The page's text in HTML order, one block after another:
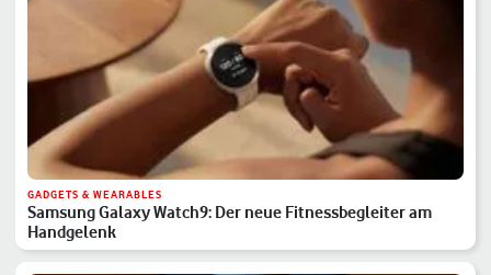
GADGETS & WEARABLES
Samsung Galaxy Watch9: Der neue Fitnessbegleiter am
Handgelenk